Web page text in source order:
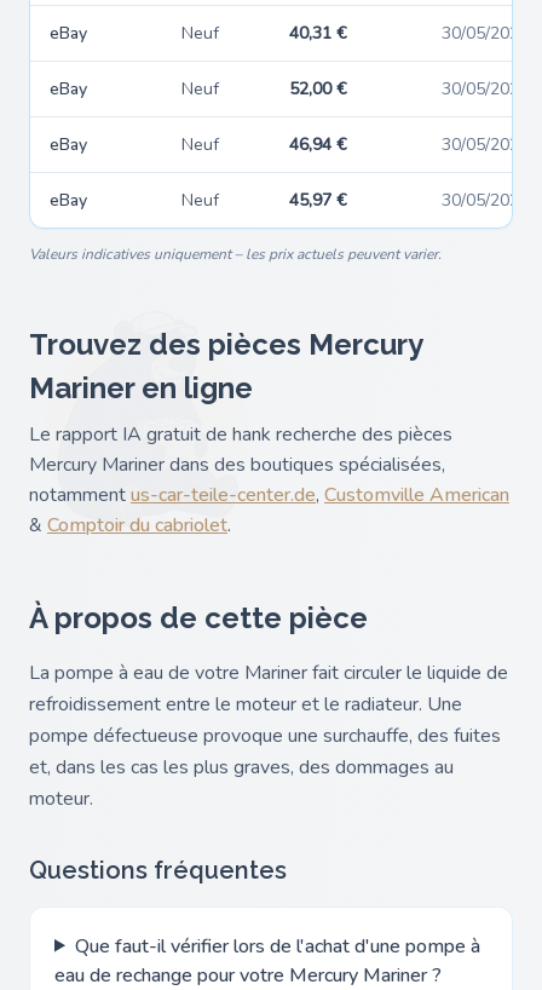
eBay Neuf 40,31 € 30/05/2026
eBay Neuf 52,00 € 30/05/2026
eBay Neuf 46,94 € 30/05/2026
eBay Neuf 45,97 € 30/05/2026
Valeurs indicatives uniquement – les prix actuels peuvent varier.
Trouvez des pièces Mercury
Mariner en ligne
Le rapport IA gratuit de hank recherche des pièces
Mercury Mariner dans des boutiques spécialisées,
notammentus-car-teile-center.de, Customville American
& Comptoir du cabriolet.
À propos de cette pièce
La pompe à eau de votre Mariner fait circuler le liquide de
refroidissement entre le moteur et le radiateur. Une
pompe défectueuse provoque une surchauffe, des fuites
et, dans les cas les plus graves, des dommages au
moteur.
Questions fréquentes
Que faut-il vérifier lors de l'achat d'une pompe à
eau de rechange pour votre Mercury Mariner ?